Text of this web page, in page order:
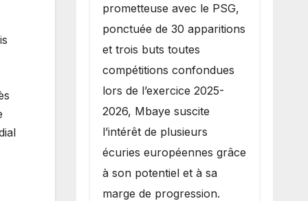
prometteuse avec le PSG,
ponctuée de 30 apparitions
et trois buts toutes
compétitions confondues
lors de l’exercice 2025-
2026, Mbaye suscite
l’intérêt de plusieurs
écuries européennes grâce
à son potentiel et à sa
marge de progression.